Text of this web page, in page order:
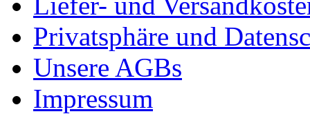
Privatsphäre und
Unsere AGBs
Impressum